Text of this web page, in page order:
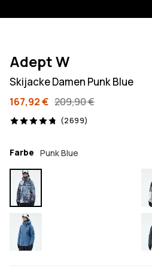
Adept W
Skijacke Damen Punk Blue
167,92 € 209,90 €
(2699)
2699 Reviews, 4.8/5
Farbe Punk Blue